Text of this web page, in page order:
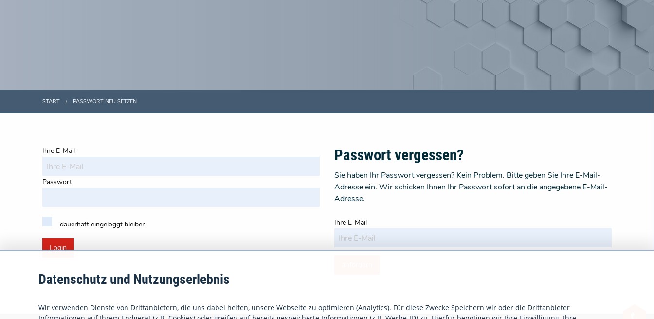
START PASSWORT NEU SETZEN
Ihre E-Mail
Passwort
dauerhaft eingeloggt bleiben
Login
Passwort vergessen?
Sie haben Ihr Passwort vergessen? Kein Problem. Bitte geben Sie Ihre E-Mail-
Adresse ein. Wir schicken Ihnen Ihr Passwort sofort an die angegebene E-Mail-
Adresse.
Ihre E-Mail
Datenschutz und Nutzungserlebnis
Wir verwenden Dienste von Drittanbietern, die uns dabei helfen, unsere Webseite zu optimieren (Analytics). Für diese Zwecke Speichern wir oder die Drittanbieter